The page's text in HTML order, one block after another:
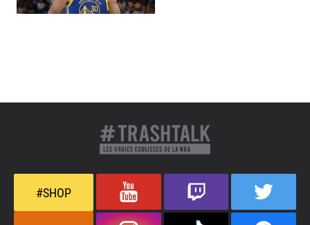
#SHOP